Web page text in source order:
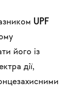
UPF
його із
дії,